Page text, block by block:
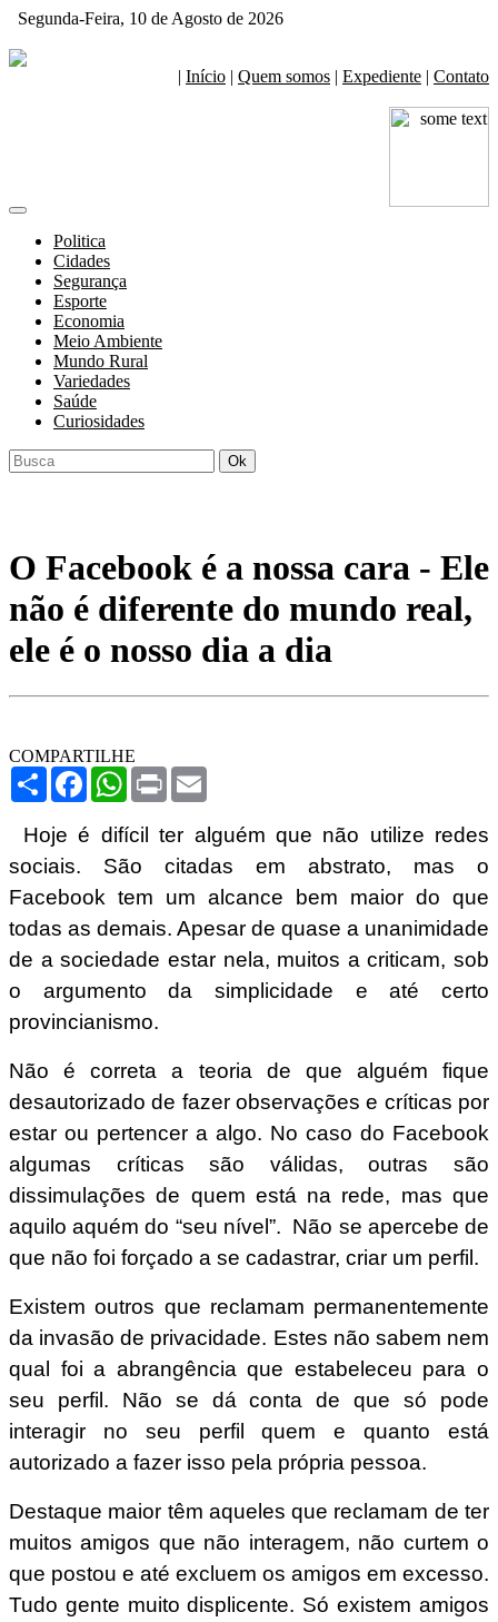
Segunda-Feira, 10 de Agosto de 2026
| Início | Quem somos | Expediente | Contato
Politica
Cidades
Segurança
Esporte
Economia
Meio Ambiente
Mundo Rural
Variedades
Saúde
Curiosidades
Ok
O Facebook é a nossa cara - Ele
não é diferente do mundo real,
ele é o nosso dia a dia
COMPARTILHE
Share FacebookWhatsApp
Print
Hoje é difícil ter alguém que não utilize redes
sociais. São citadas em abstrato, mas o
Facebook tem um alcance bem maior do que
todas as demais. Apesar de quase a unanimidade
de a sociedade estar nela, muitos a criticam, sob
o argumento da simplicidade e até certo
provincianismo.
Não é correta a teoria de que alguém fique
desautorizado de fazer observações e críticas por
estar ou pertencer a algo. No caso do Facebook
algumas críticas são válidas, outras são
dissimulações de quem está na rede, mas que
aquilo aquém do “seu nível”. Não se apercebe de
que não foi forçado a se cadastrar, criar um perfil.
Existem outros que reclamam permanentemente
da invasão de privacidade. Estes não sabem nem
qual foi a abrangência que estabeleceu para o
seu perfil. Não se dá conta de que só pode
interagir no seu perfil quem e quanto está
autorizado a fazer isso pela própria pessoa.
Destaque maior têm aqueles que reclamam de ter
muitos amigos que não interagem, não curtem o
que postou e até excluem os amigos em excesso.
Tudo gente muito displicente. Só existem amigos